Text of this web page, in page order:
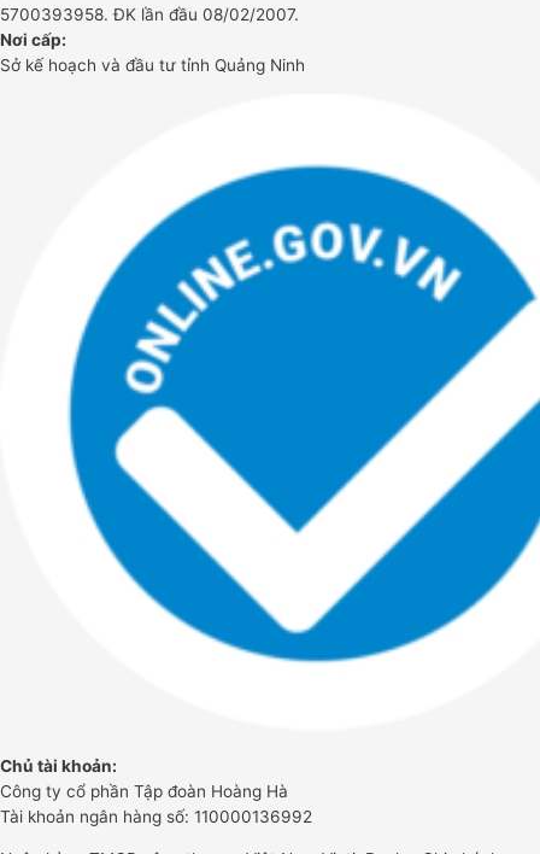
5700393958. ĐK lần đầu 08/02/2007.
Nơi cấp:
Sở kế hoạch và đầu tư tỉnh Quảng Ninh
Chủ tài khoản:
Công ty cổ phần Tập đoàn Hoàng Hà
Tài khoản ngân hàng số: 110000136992